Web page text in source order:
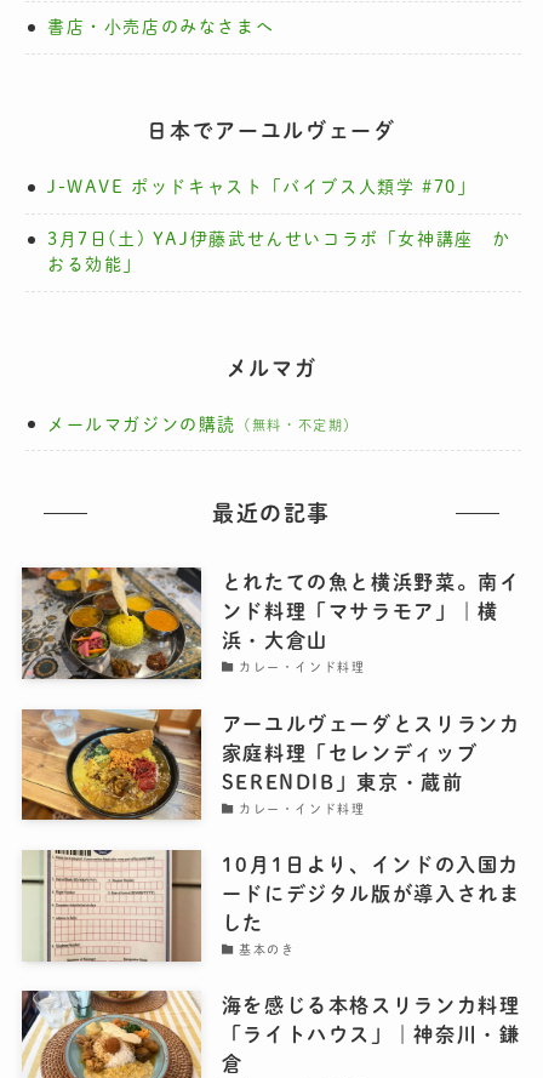
書店・小売店のみなさまへ
日本でアーユルヴェーダ
J-WAVE ポッドキャスト「バイブス人類学 #70」
3月7日(土) YAJ伊藤武せんせいコラボ「女神講座 か
おる効能」
メルマガ
メールマガジンの購読 （無料・不定期）
最近の記事
とれたての魚と横浜野菜。南イ
ンド料理「マサラモア」｜横
浜・大倉山
カレー・インド料理
アーユルヴェーダとスリランカ
家庭料理「セレンディッブ
SERENDIB」東京・蔵前
カレー・インド料理
10月1日より、インドの入国カ
ードにデジタル版が導入されま
した
基本のき
海を感じる本格スリランカ料理
「ライトハウス」｜神奈川・鎌
倉